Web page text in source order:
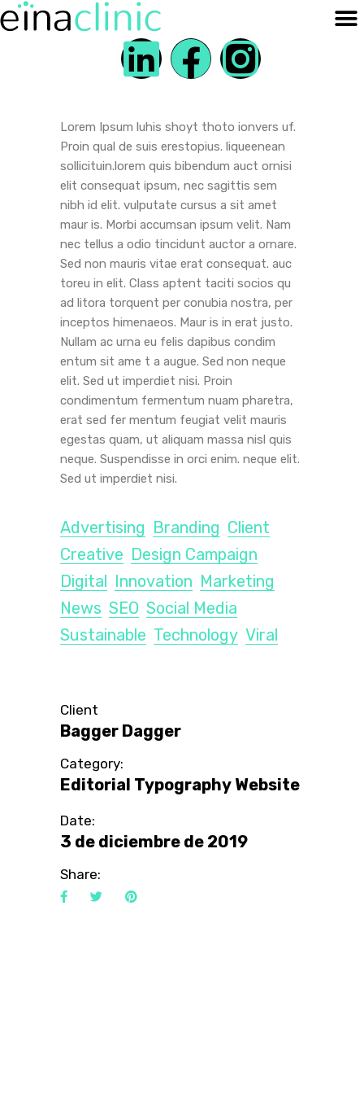
Lorem Ipsum luhis shoyt thoto ionvers uf.
Proin qual de suis erestopius. liqueenean
sollicituin.lorem quis bibendum auct ornisi
elit consequat ipsum, nec sagittis sem
nibh id elit. vulputate cursus a sit amet
maur is. Morbi accumsan ipsum velit. Nam
nec tellus a odio tincidunt auctor a ornare.
Sed non mauris vitae erat consequat. auc
toreu in elit. Class aptent taciti socios qu
ad litora torquent per conubia nostra, per
inceptos himenaeos. Maur is in erat justo.
Nullam ac urna eu felis dapibus condim
entum sit ame t a augue. Sed non neque
elit. Sed ut imperdiet nisi. Proin
condimentum fermentum nuam pharetra,
erat sed fer mentum feugiat velit mauris
egestas quam, ut aliquam massa nisl quis
neque. Suspendisse in orci enim. neque elit.
Sed ut imperdiet nisi.
Advertising Branding Client
Creative Design Campaign
Digital Innovation Marketing
News SEO Social Media
Sustainable Technology Viral
Client
Bagger Dagger
Category:
Editorial Typography Website
Date:
3 de diciembre de 2019
Share: